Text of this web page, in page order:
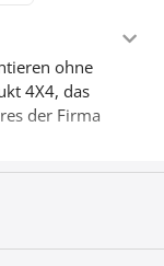
ohne
4X4, das
der Firma